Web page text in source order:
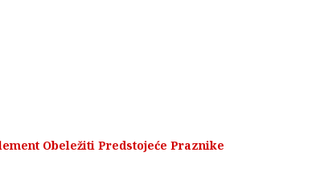
Obeležiti Predstojeće Praznike